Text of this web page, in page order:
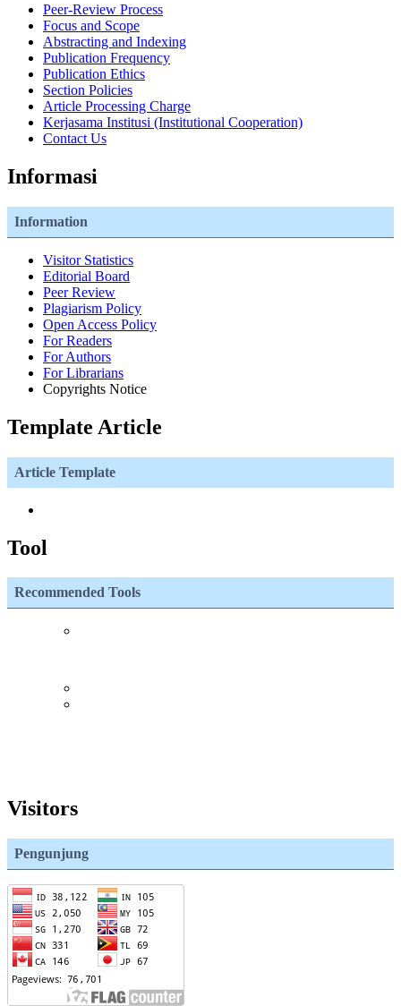
Peer-Review Process
Focus and Scope
Abstracting and Indexing
Publication Frequency
Publication Ethics
Section Policies
Article Processing Charge
Kerjasama Institusi (Institutional Cooperation)
Contact Us
Informasi
Information
Visitor Statistics
Editorial Board
Peer Review
Plagiarism Policy
Open Access Policy
For Readers
For Authors
For Librarians
Copyrights Notice
Template Article
Article Template
Tool
Recommended Tools
Visitors
Pengunjung